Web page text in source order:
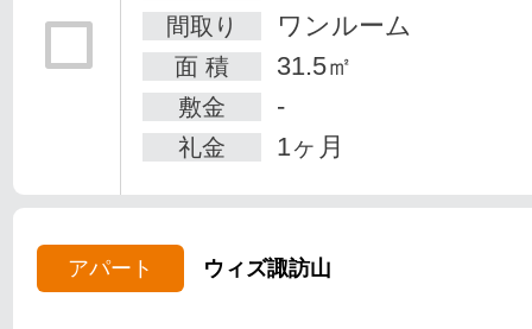
間取り
ワンルーム
面 積 31.5㎡
敷金 -
礼金 1ヶ月
アパート ウィズ諏訪山